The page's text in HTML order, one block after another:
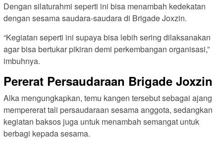
Dengan silaturahmi seperti ini bisa menambah kedekatan
dengan sesama saudara-saudara di Brigade Joxzin.
“Kegiatan seperti ini supaya bisa lebih sering dilaksanakan
agar bisa bertukar pikiran demi perkembangan organisasi,”
imbuhnya.
Pererat Persaudaraan Brigade Joxzin
‎Alka mengungkapkan, temu kangen tersebut sebagai ajang
mempererat tali persaudaraan sesama anggota, sedangkan
kegiatan baksos juga untuk menambah semangat untuk
berbagi kepada sesama.